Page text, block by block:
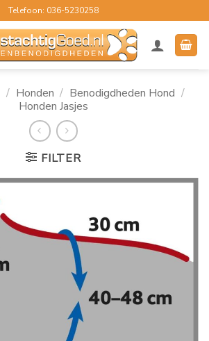
Telefoon: 036-5230258
/ Honden / Benodigdheden Hond /
Honden Jasjes
FILTER